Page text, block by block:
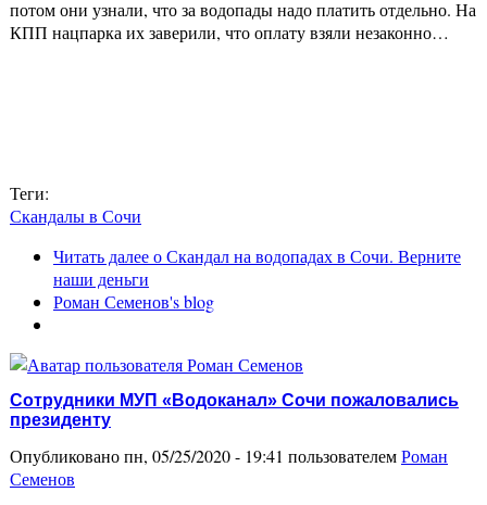
потом они узнали, что за водопады надо платить отдельно. На
КПП нацпарка их заверили, что оплату взяли незаконно…
Теги:
Скандалы в Сочи
Читать далеео Скандал на водопадах в Сочи. Верните
наши деньги
Роман Семенов's blog
Сотрудники МУП «Водоканал» Сочи пожаловались
президенту
Опубликовано пн, 05/25/2020 - 19:41 пользователемРоман
Семенов